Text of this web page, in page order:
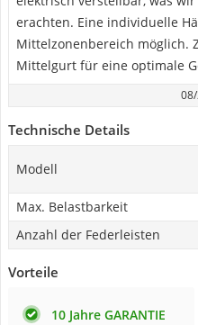
erachten. Eine individuelle
Mittelzonenbereich möglich.
Mittelgurt für eine optimale
Technische Details
Modell
Max. Belastbarkeit
Anzahl der Federleisten
Vorteile
10 Jahre GARANTIE